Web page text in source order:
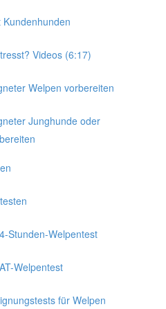
Videos (6:17)
Welpen vorbereiten
Junghunde oder
Stunden-Welpentest
Welpentest
für Welpen